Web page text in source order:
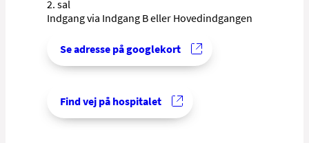
2. sal
Indgang via Indgang B eller Hovedindgangen
Se adresse på googlekort
Find vej på hospitalet